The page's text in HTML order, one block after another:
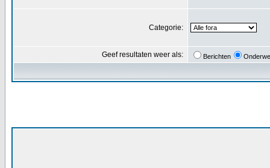
Categorie:
Geef resultaten weer als: Berichten